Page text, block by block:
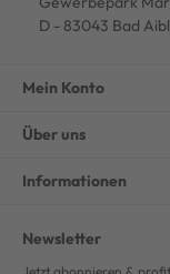
D - 83043 Bad
Mein Konto
Über uns
Informationen
Newsletter